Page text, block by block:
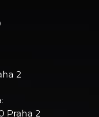
2
Praha 2